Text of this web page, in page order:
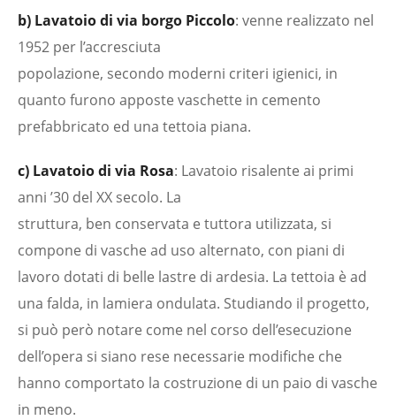
b) Lavatoio di via borgo Piccolo: venne realizzato nel
1952 per l’accresciuta
popolazione, secondo moderni criteri igienici, in
quanto furono apposte vaschette in cemento
prefabbricato ed una tettoia piana.
c) Lavatoio di via Rosa: Lavatoio risalente ai primi
anni ’30 del XX secolo. La
struttura, ben conservata e tuttora utilizzata, si
compone di vasche ad uso alternato, con piani di
lavoro dotati di belle lastre di ardesia. La tettoia è ad
una falda, in lamiera ondulata. Studiando il progetto,
si può però notare come nel corso dell’esecuzione
dell’opera si siano rese necessarie modifiche che
hanno comportato la costruzione di un paio di vasche
in meno.